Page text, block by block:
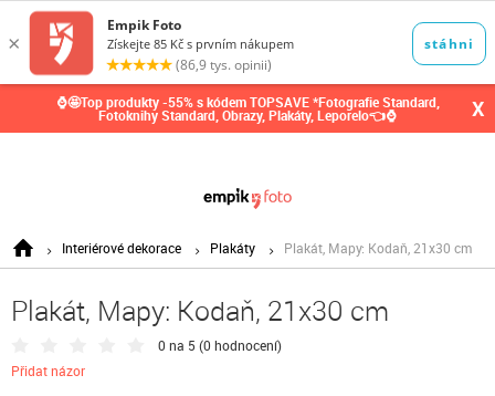
⌚🤩Top produkty -55% s kódem TOPSAVE *Fotografie Standard,
Fotoknihy Standard, Obrazy, Plakáty, Leporelo👈⌚ X
Interiérové dekorace Plakáty Plakát, Mapy: Kodaň, 21x30 cm
Plakát, Mapy: Kodaň, 21x30 cm
0 na 5 (0 hodnocení)
Přidat názor